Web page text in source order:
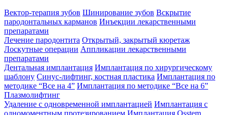
Вектор-терапия зубов Шинирование зубов Вскрытие
пародонтальных карманов Инъекции лекарственными
препаратами
Лечение пародонтита Открытый, закрытый кюретаж
Лоскутные операции Аппликации лекарственными
препаратами
Дентальная имплантация Имплантация по хирургическому
шаблону Синус-лифтинг, костная пластика Имплантация по
методике “Все на 4” Имплантация по методике “Все на 6”
Плазмолифтинг
Удаление с одновременной имплантацией Имплантация с
одномоментным протезированием Имплантация Osstem